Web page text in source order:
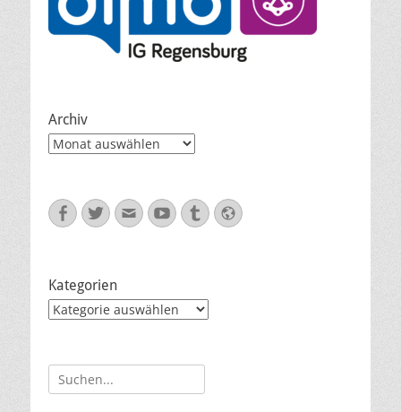
Archiv
Archiv
Facebook
Twitter
E-
Mail
YouTube
TumblrWebsite
Kategorien
Kategorien
Suche
nach: